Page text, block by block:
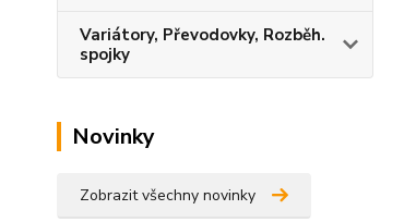
Variátory, Převodovky, Rozběh.
spojky
Novinky
Zobrazit všechny novinky